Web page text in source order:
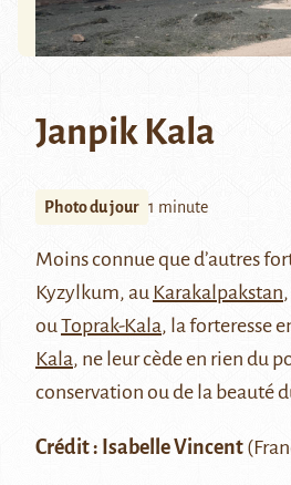
Janpik Kala
Photo du jour 1 minute
Moins connue que d’autres
Kyzylkum, au Karakalpakstan
ouToprak-Kala, la forteresse
Kala, ne leur cède en rien du
conservation ou de la beauté
Crédit : Isabelle Vincent